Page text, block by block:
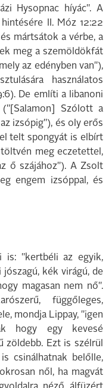
Hysopnac híyác". A
II. Móz 12:22
mártsátok a vérbe, a
meg a szemöldökfát
az edényben van"),
használatos
De említi a libanoni
Szólott a
izsópig"), és oly erős
telt spongyát is elbírt
meg eczetettel,
ő szájához"). A Zsolt
engem izsóppal, és
is: "kertbéli az egyik,
kék virágú, de
magasan nem nő".
függőleges,
mondja Lippay, "igen
hogy egy kevesé
zöldebb. Ezt is szélrül
csinálhatnak belőlle,
nől, ha magvát